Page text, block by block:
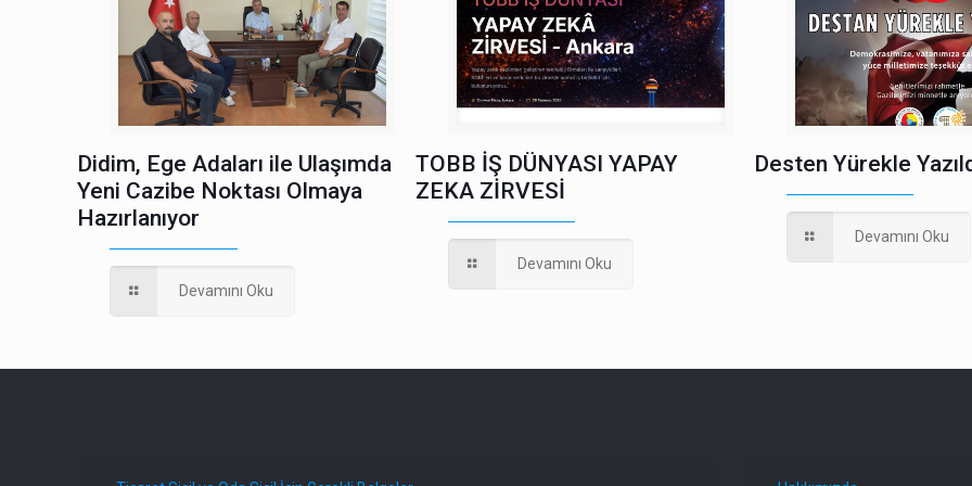
Didim, Ege Adaları ile Ulaşımda
Yeni Cazibe Noktası Olmaya
Hazırlanıyor
Devamını Oku
TOBB İŞ DÜNYASI YAPAY
ZEKA ZİRVESİ
Devamını Oku
Desten Yürekle
Devamını Oku